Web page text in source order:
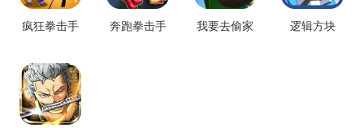
去刺激的进行对战的，小编现在
就是收集了一些有意思的拳击游
戏，相信你们一定会喜欢的。
疯狂拳击手 奔跑拳击手 我要去偷家 逻辑方块